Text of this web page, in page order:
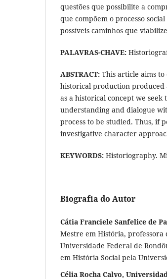
questões que possibilite a
que compõem o processo
possíveis caminhos que
PALAVRAS-CHAVE:
ABSTRACT: This article aims
historical production produced
as a historical concept we
understanding and dialogue
process to be studied. Thus, if
investigative character
KEYWORDS: Historiography.
Biografia do Autor
Cátia Franciele Sanfelice de
Mestre em História,
Universidade Federal de
em História Social pela
Célia Rocha Calvo,